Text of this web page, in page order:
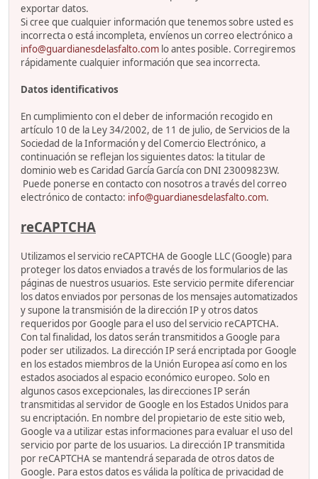
exportar datos.
Si cree que cualquier información que tenemos sobre usted es
incorrecta o está incompleta, envíenos un correo electrónico a
info@guardianesdelasfalto.com lo antes posible. Corregiremos
rápidamente cualquier información que sea incorrecta.
Datos identificativos
En cumplimiento con el deber de información recogido en
artículo 10 de la Ley 34/2002, de 11 de julio, de Servicios de la
Sociedad de la Información y del Comercio Electrónico, a
continuación se reflejan los siguientes datos: la titular de
dominio web es Caridad García García con DNI 23009823W.
Puede ponerse en contacto con nosotros a través del correo
electrónico de contacto: info@guardianesdelasfalto.com.
reCAPTCHA
Utilizamos el servicio reCAPTCHA de Google LLC (Google) para
proteger los datos enviados a través de los formularios de las
páginas de nuestros usuarios. Este servicio permite diferenciar
los datos enviados por personas de los mensajes automatizados
y supone la transmisión de la dirección IP y otros datos
requeridos por Google para el uso del servicio reCAPTCHA.
Con tal finalidad, los datos serán transmitidos a Google para
poder ser utilizados. La dirección IP será encriptada por Google
en los estados miembros de la Unión Europea así como en los
estados asociados al espacio económico europeo. Solo en
algunos casos excepcionales, las direcciones IP serán
transmitidas al servidor de Google en los Estados Unidos para
su encriptación. En nombre del propietario de este sitio web,
Google va a utilizar estas informaciones para evaluar el uso del
servicio por parte de los usuarios. La dirección IP transmitida
por reCAPTCHA se mantendrá separada de otros datos de
Google. Para estos datos es válida la política de privacidad de